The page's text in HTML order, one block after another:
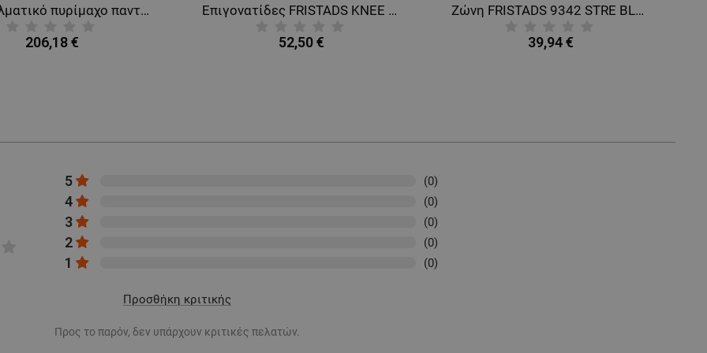
Επαγγελματικό πυρίμαχο παντελόνι για συγκόλληση FRISTADS FLAME WELDING DARK BLUE
206,18 €
Επιγονατίδες FRISTADS KNEE PROTECTION BLACK
52,50 €
Ζώνη FRISTADS 9342 STRE BLACK
39,94 €
5 (0)
4 (0)
3 (0)
2 (0)
1 (0)
Προσθήκη κριτικής
Προς το παρόν, δεν υπάρχουν κριτικές πελατών.